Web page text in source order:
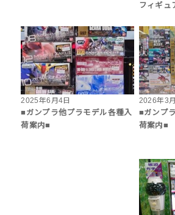
フィギ
2025年6月4日
■ガンプラ他プラモデル各種入
荷案内■
2026年3
■ガンプ
荷案内■